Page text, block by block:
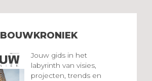
BOUWKRONIEK
Jouw gids in het
labyrinth van visies,
projecten, trends en